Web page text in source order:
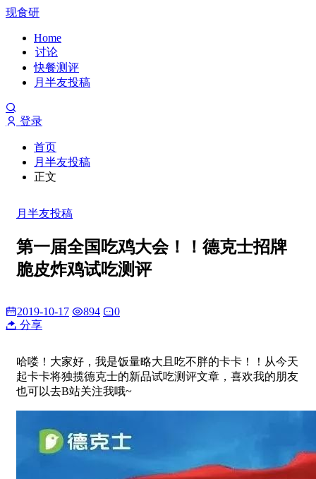
现食研
Home
讨论
快餐测评
月半友投稿
登录
首页
月半友投稿
正文
月半友投稿
第一届全国吃鸡大会！！德克士招牌
脆皮炸鸡试吃测评
2019-10-17 894
0
分享
哈喽！大家好，我是饭量略大且吃不胖的卡卡！！从今天
起卡卡将独揽德克士的新品试吃测评文章，喜欢我的朋友
也可以去B站关注我哦~